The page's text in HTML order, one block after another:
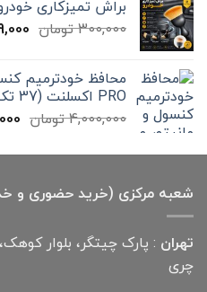
براش تمیزکاری
300,000تومان
بود.
PRO اکسلنت (37 تکه) (اصلی وارداتی درجه یک)
4,000,000تومان
شعبه مرکزی (خرید حضوری و
تهران : پارک چیتگر، بلوار
چری